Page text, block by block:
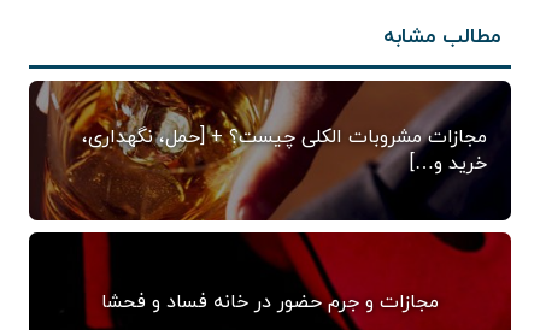
مطالب مشابه
مجازات مشروبات الکلی چیست؟ + [حمل، نگهداری،
خرید و…]
مجازات و جرم حضور در خانه فساد و فحشا